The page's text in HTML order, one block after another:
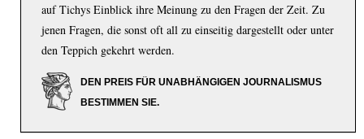
auf Tichys Einblick ihre Meinung zu den Fragen der Zeit. Zu
jenen Fragen, die sonst oft all zu einseitig dargestellt oder unter
den Teppich gekehrt werden.
DEN PREIS FÜR UNABHÄNGIGEN JOURNALISMUS
BESTIMMEN SIE.